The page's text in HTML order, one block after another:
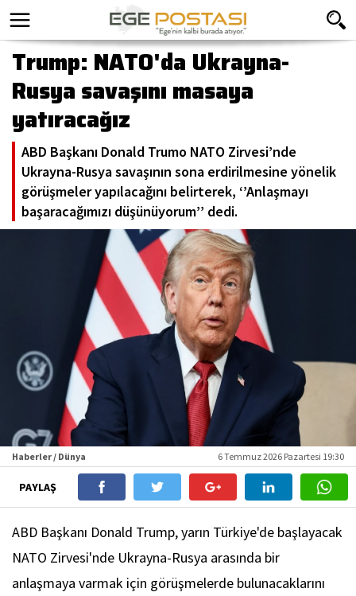
Trump: NATO'da Ukrayna-
Rusya savaşını masaya
yatıracağız
ABD Başkanı Donald Trumo NATO Zirvesi’nde
Ukrayna-Rusya savaşının sona erdirilmesine yönelik
görüşmeler yapılacağını belirterek, ‘’Anlaşmayı
başaracağımızı düşünüyorum’’ dedi.
Haberler / Dünya 6 Temmuz 2026 Pazartesi 19:30
PAYLAŞ
ABD Başkanı Donald Trump, yarın Türkiye'de başlayacak
NATO Zirvesi'nde Ukrayna-Rusya arasında bir
anlaşmaya varmak için görüşmelerde bulunacaklarını